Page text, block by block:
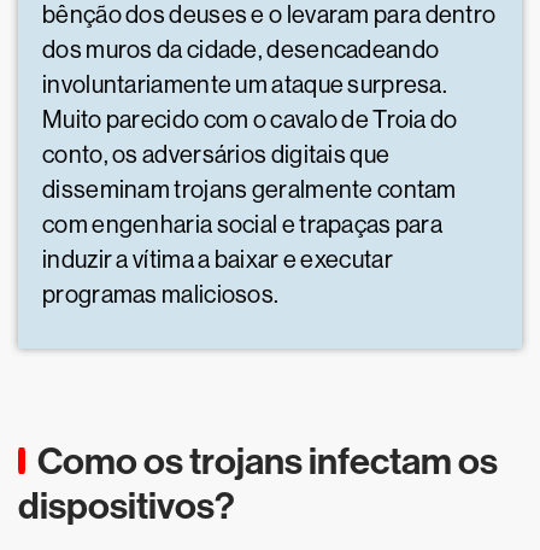
bênção dos deuses e o levaram para dentro
dos muros da cidade, desencadeando
involuntariamente um ataque surpresa.
Muito parecido com o cavalo de Troia do
conto, os adversários digitais que
disseminam trojans geralmente contam
com engenharia social e trapaças para
induzir a vítima a baixar e executar
programas maliciosos.
Como os trojans infectam os
dispositivos?